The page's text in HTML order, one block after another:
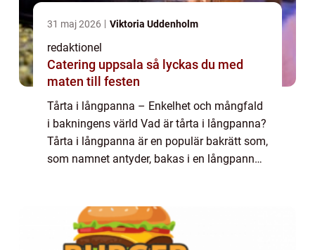
31 maj 2026 Viktoria Uddenholm
redaktionel
Catering uppsala så lyckas du med
maten till festen
Tårta i långpanna – Enkelhet och mångfald
i bakningens värld Vad är tårta i långpanna?
Tårta i långpanna är en populär bakrätt som,
som namnet antyder, bakas i en långpanna.